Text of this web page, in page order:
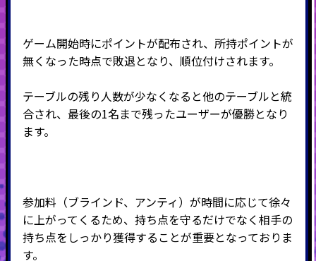
ゲーム開始時にポイントが配布され、所持ポイントが
無くなった時点で敗退となり、順位付けされます。
テーブルの残り人数が少なくなると他のテーブルと統
合され、最後の1名まで残ったユーザーが優勝となり
ます。
参加料（ブラインド、アンティ）が時間に応じて徐々
に上がってくるため、持ち点を守るだけでなく相手の
持ち点をしっかり獲得することが重要となっておりま
す。